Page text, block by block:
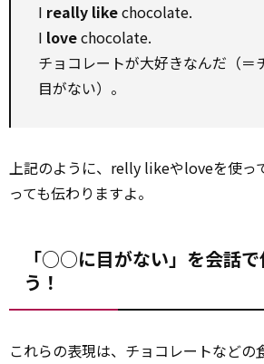
I really likechocolate.
I lovechocolate.
チョコレートが大好きなんだ（＝
目がない）。
上記のように、relly likeやloveを使っ
っても伝わりますよ。
「○○に目がない」を会話で
う！
これらの表現は、チョコレートなどの